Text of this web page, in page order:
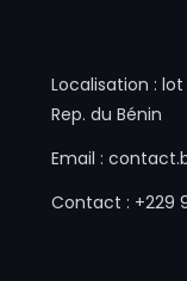
Localisation : lot
Rep. du Bénin
Email :
Contact : +229